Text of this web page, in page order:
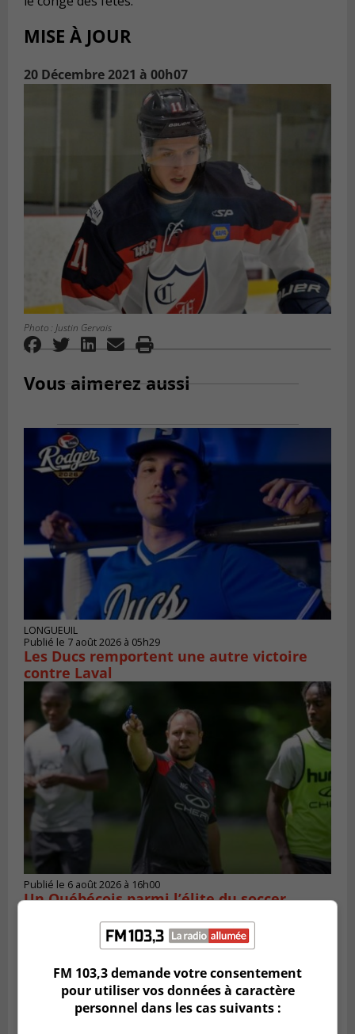
MISE À JOUR
20 Décembre 2021 à 00h07
Photo : Justin Gervais
Vous aimerez aussi
LONGUEUIL
Publié le 7 août 2026 à 05h29
Les Ducs remportent une autre victoire
contre Laval
Publié le 6 août 2026 à 16h00
Un Québécois parmi l’élite du soccer
FM 103,3 demande votre consentement
pour utiliser vos données à caractère
personnel dans les cas suivants :